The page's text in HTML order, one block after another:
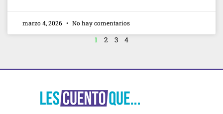
marzo 4, 2026 No hay comentarios
1 2 3 4